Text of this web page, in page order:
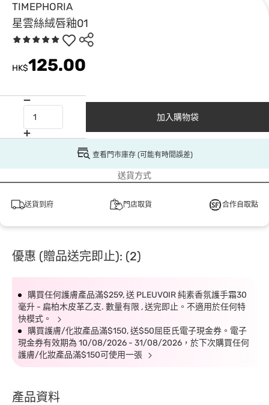
TIMEPHORIA
星雲絲絨唇釉01
HK$125.00
加入購物袋
查看門市庫存 (可能有時間誤差)
送貨方式
送貨到府 門店取貨 合作自取點
優惠 (贈品送完即止): (2)
購買任何護膚產品滿$259, 送 PLEUVOIR 純素香氛護手霜30
毫升 - 扁柏木皮革乙支. 數量有限 , 送完即止。不適用於任何特
快模式。
購買護膚/化妝產品滿$150, 送$50屈臣氏電子現金券。電子
現金券有效期為 10/08/2026 - 31/08/2026，於下次購買任何
護膚/化妝產品滿$150可使用一張
產品資料